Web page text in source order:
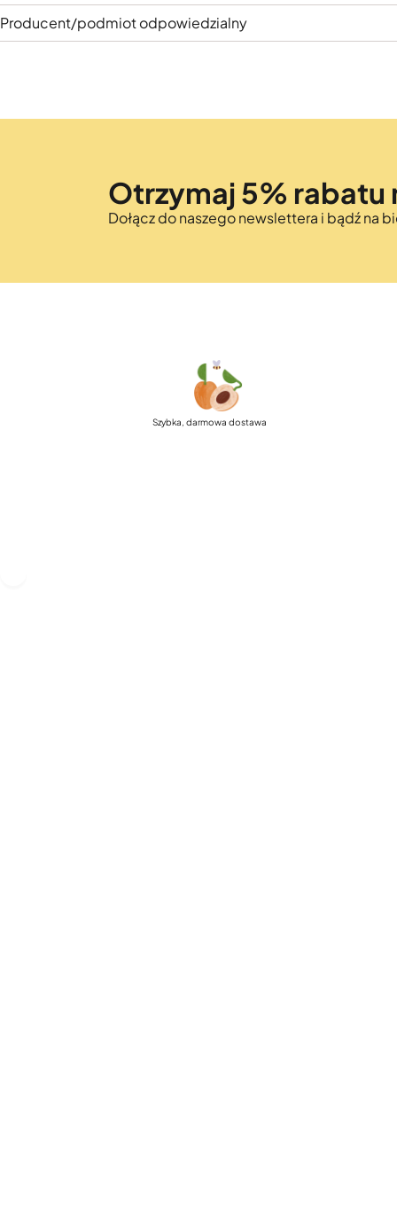
Producent/podmiot odpowiedzialny
Otrzymaj 5% rabatu
Dołącz do naszego newslettera i bądź na
Szybka, darmowa dostawa